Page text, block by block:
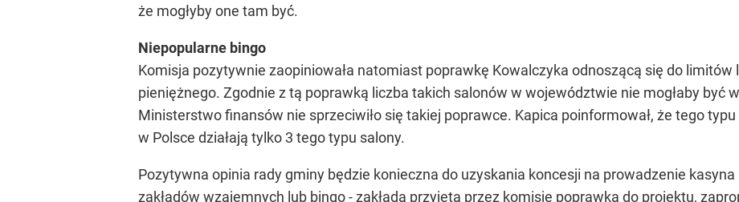
że mogłyby one tam być.
Niepopularne bingo
Komisja pozytywnie zaopiniowała natomiast poprawkę Kowalczyka odnoszącą się do
pieniężnego. Zgodnie z tą poprawką liczba takich salonów w województwie nie mogłaby być
Ministerstwo finansów nie sprzeciwiło się takiej poprawce. Kapica poinformował, że tego
w Polsce działają tylko 3 tego typu salony.
Pozytywna opinia rady gminy będzie konieczna do uzyskania koncesji na prowadzenie
zakładów wzajemnych lub bingo - zakłada przyjęta przez komisję poprawka do projektu,